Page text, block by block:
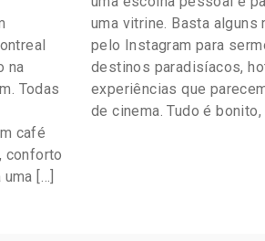
na
Todas
café
conforto
[…]
uma vitrine. Basta alguns
pelo Instagram para
destinos paradisíacos,
experiências que
de cinema. Tudo é